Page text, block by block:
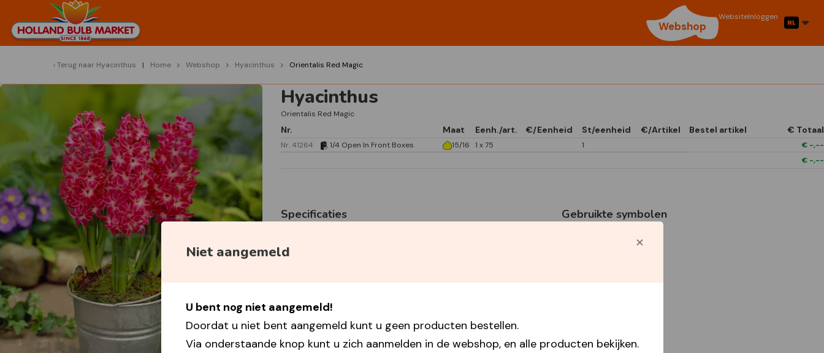
Webshop
WebsiteInloggen
Niet aangemeld
U bent nog niet aangemeld!
Doordat u niet bent aangemeld kunt u geen producten bestellen.
Via onderstaande knop kunt u zich aanmelden in de webshop, en alle producten bekijken.
Terug naar Hyacinthus Home Webshop Hyacinthus Orientalis Red Magic
Hyacinthus
Orientalis Red Magic
Nr. Maat Eenh./art. €/Eenheid St/eenheid €/Artikel Bestel artikel € Totaal
Nr. 41264 1/4 Open In Front Boxes 15/16 1 x 75 1 € -,--
€ -,--
Specificaties
Geurend
Plant periode
Bloei periode
3-5
Bloemhoogte
25
Gebruikte symbolen
1/4 Open In Front